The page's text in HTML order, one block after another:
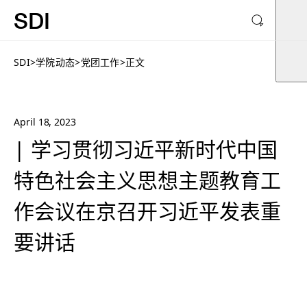
SDI
SDI>学院动态>党团工作>正文
April 18, 2023
| 学习贯彻习近平新时代中国
特色社会主义思想主题教育工
作会议在京召开习近平发表重
要讲话